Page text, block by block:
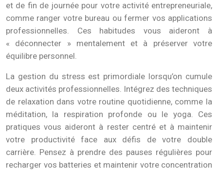
et de fin de journée pour votre activité entrepreneuriale,
comme ranger votre bureau ou fermer vos applications
professionnelles. Ces habitudes vous aideront à
« déconnecter » mentalement et à préserver votre
équilibre personnel.
La gestion du stress est primordiale lorsqu’on cumule
deux activités professionnelles. Intégrez des techniques
de relaxation dans votre routine quotidienne, comme la
méditation, la respiration profonde ou le yoga. Ces
pratiques vous aideront à rester centré et à maintenir
votre productivité face aux défis de votre double
carrière. Pensez à prendre des pauses régulières pour
recharger vos batteries et maintenir votre concentration